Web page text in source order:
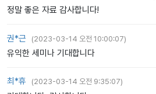
정말 좋은 자료 감사합니다!
권*근 (2023-03-14 오전 10:00:07)
유익한 세미나 기대합니다
최*휴 (2023-03-14 오전 9:35:07)